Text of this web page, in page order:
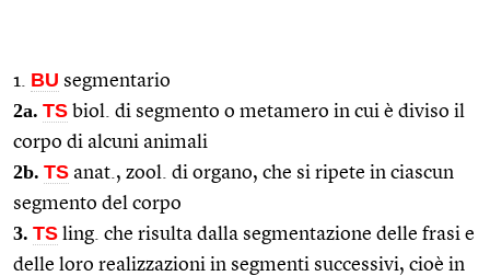
1. BU segmentario
2a. TS biol. di segmento o metamero in cui è diviso il
corpo di alcuni animali
2b. TS anat., zool. di organo, che si ripete in ciascun
segmento del corpo
3. TS ling. che risulta dalla segmentazione delle frasi e
delle loro realizzazioni in segmenti successivi, cioè in